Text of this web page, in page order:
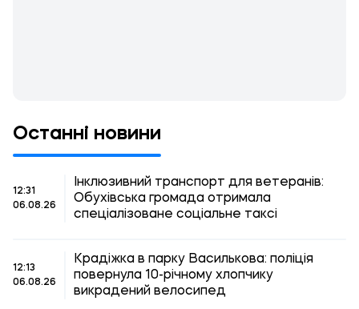
Останні новини
12:31
06.08.26
Інклюзивний транспорт для ветеранів:
Обухівська громада отримала
спеціалізоване соціальне таксі
12:13
06.08.26
Крадіжка в парку Василькова: поліція
повернула 10-річному хлопчику
викрадений велосипед